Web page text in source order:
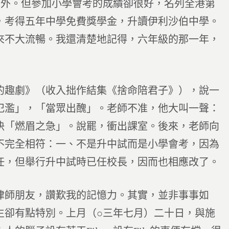
。但參加小學會考的成績卻很好，名列全港第
得五年中學免費獎學金，升讀伊利沙伯中學。
大流暢。我還清楚地記得，六年級的那一年，
劇》（收入拙作結集《捨命陪君子》），說一
」，「當眾出醜」。老師不准，他大叫一聲：
燃眉之急」。說罷，衝出課室。後來，老師向
全相符：一、不是升中試而是小學會考，因為
但舉行升中試時已任校長，因而也相應改了。
朋友，讚歎我的記憶力。其實，並非事事如
有點特別。上月（○三年七月）二十日，與施